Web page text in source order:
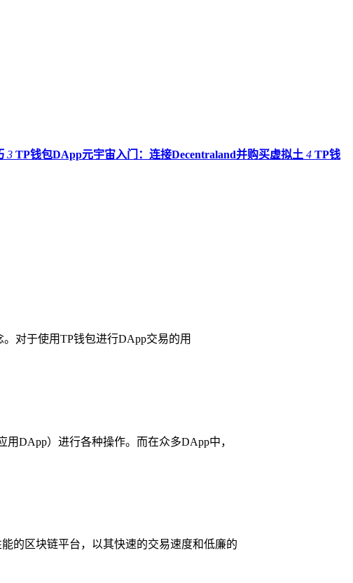
3 TP钱包DApp元宇宙入门：连接Decentraland并购买虚拟土 4 TP钱
对于使用TP钱包进行DApp交易的用
DApp）进行各种操作。而在众多DApp中，
的区块链平台，以其快速的交易速度和低廉的